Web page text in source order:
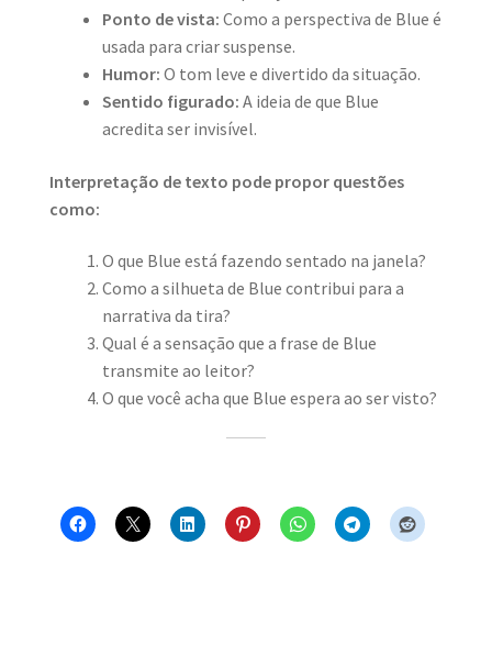
Ponto de vista: Como a perspectiva de Blue é
usada para criar suspense.
Humor: O tom leve e divertido da situação.
Sentido figurado: A ideia de que Blue
acredita ser invisível.
Interpretação de texto pode propor questões
como:
O que Blue está fazendo sentado na janela?
Como a silhueta de Blue contribui para a
narrativa da tira?
Qual é a sensação que a frase de Blue
transmite ao leitor?
O que você acha que Blue espera ao ser visto?